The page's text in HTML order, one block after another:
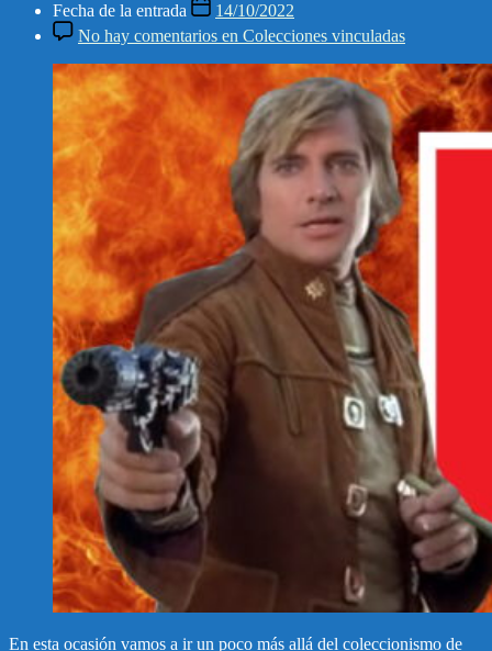
Fecha de la entrada
14/10/2022
No hay comentarios en Colecciones vinculadas
En esta ocasión vamos a ir un poco más allá del coleccionismo de